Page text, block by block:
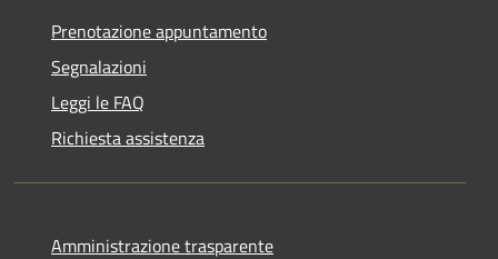
Prenotazione appuntamento
Segnalazioni
Leggi le FAQ
Richiesta assistenza
Amministrazione trasparente